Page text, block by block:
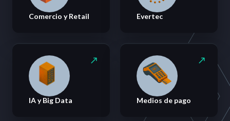
Comercio y Retail Evertec
IA y Big Data Medios de pago